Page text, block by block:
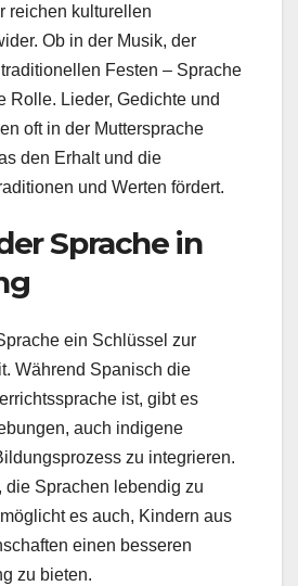
reichen kulturellen
Ob in der Musik, der
Festen – Sprache
Rolle. Lieder, Gedichte und
oft in der Muttersprache
den Erhalt und die
und Werten fördert.
Sprache in
ein Schlüssel zur
Während Spanisch die
ist, gibt es
auch indigene
zu integrieren.
die Sprachen lebendig zu
es auch, Kindern aus
einen besseren
zu bieten.